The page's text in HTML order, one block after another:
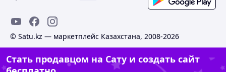
© Satu.kz — маркетплейс Казахстана, 2008-2026
Стать продавцом на Сату и создать сайт